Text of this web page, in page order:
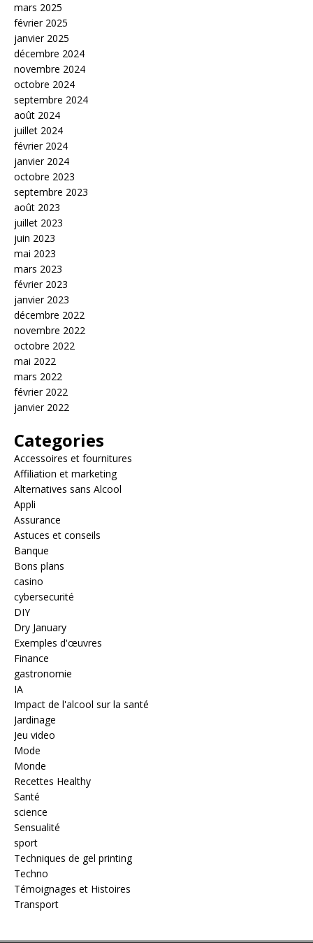
mars 2025
février 2025
janvier 2025
décembre 2024
novembre 2024
octobre 2024
septembre 2024
août 2024
juillet 2024
février 2024
janvier 2024
octobre 2023
septembre 2023
août 2023
juillet 2023
juin 2023
mai 2023
mars 2023
février 2023
janvier 2023
décembre 2022
novembre 2022
octobre 2022
mai 2022
mars 2022
février 2022
janvier 2022
Categories
Accessoires et fournitures
Affiliation et marketing
Alternatives sans Alcool
Appli
Assurance
Astuces et conseils
Banque
Bons plans
casino
cybersecurité
DIY
Dry January
Exemples d'œuvres
Finance
gastronomie
IA
Impact de l'alcool sur la santé
Jardinage
Jeu video
Mode
Monde
Recettes Healthy
Santé
science
Sensualité
sport
Techniques de gel printing
Techno
Témoignages et Histoires
Transport